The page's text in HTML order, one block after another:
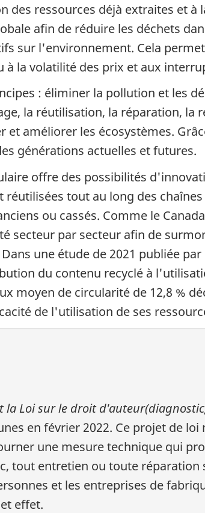
des ressources déjà extraites et
afin de réduire les déchets
sur l'environnement. Cela
à la volatilité des prix et aux
: éliminer la pollution et les
la réutilisation, la réparation, la
améliorer les écosystèmes.
générations actuelles et futures.
offre des possibilités
tout au long des
ou cassés. Comme le
secteur par secteur afin de
une étude de 2021 publiée
du contenu recyclé à
moyen de circularité de 12,8 %
de l'utilisation de ses
la Loi sur le droit
en février 2022. Ce projet de
une mesure technique qui
tout entretien ou toute
et les entreprises de
effet.